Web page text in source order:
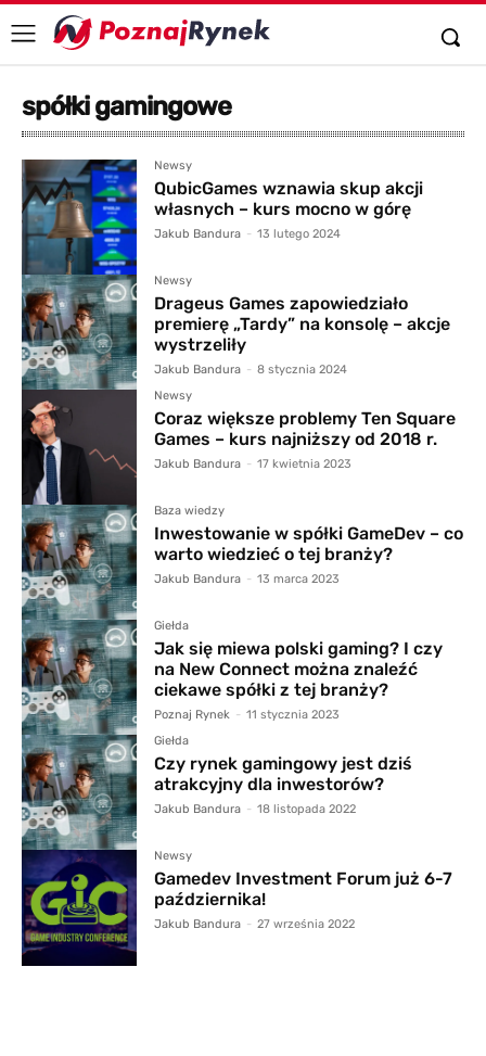
spółki gamingowe
Newsy
QubicGames wznawia skup akcji
własnych – kurs mocno w górę
Jakub Bandura - 13 lutego 2024
Newsy
Drageus Games zapowiedziało
premierę „Tardy” na konsolę – akcje
wystrzeliły
Jakub Bandura - 8 stycznia 2024
Newsy
Coraz większe problemy Ten Square
Games – kurs najniższy od 2018 r.
Jakub Bandura - 17 kwietnia 2023
Baza wiedzy
Inwestowanie w spółki GameDev – co
warto wiedzieć o tej branży?
Jakub Bandura - 13 marca 2023
Giełda
Jak się miewa polski gaming? I czy
na New Connect można znaleźć
ciekawe spółki z tej branży?
Poznaj Rynek - 11 stycznia 2023
Giełda
Czy rynek gamingowy jest dziś
atrakcyjny dla inwestorów?
Jakub Bandura - 18 listopada 2022
Newsy
Gamedev Investment Forum już 6-7
października!
Jakub Bandura - 27 września 2022